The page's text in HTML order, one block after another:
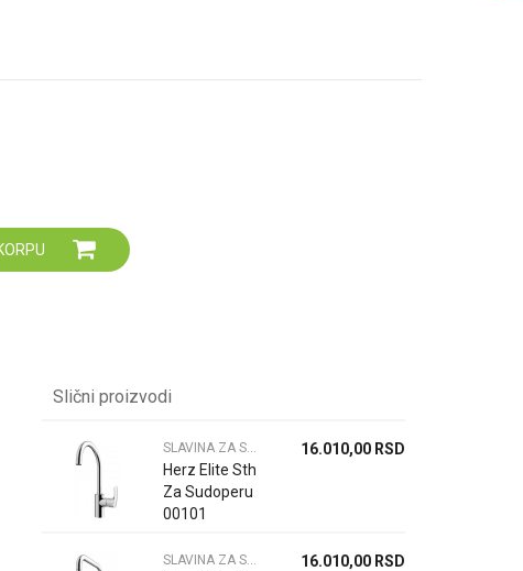
Slični proizvodi
SLAVINA ZA SUDOPERU
Herz Elite Sth
Za Sudoperu
00101
16.010,00 RSD
SLAVINA ZA SUDOPERU 16.010,00 RSD